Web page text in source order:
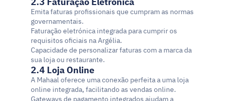
Emita faturas profissionais que cumpram as normas
governamentais.
Faturação eletrónica integrada para cumprir os
requisitos oficiais na Argélia.
Capacidade de personalizar faturas com a marca da
sua loja ou restaurante.
2.4 Loja Online
A Mahaal oferece uma conexão perfeita a uma loja
online integrada, facilitando as vendas online.